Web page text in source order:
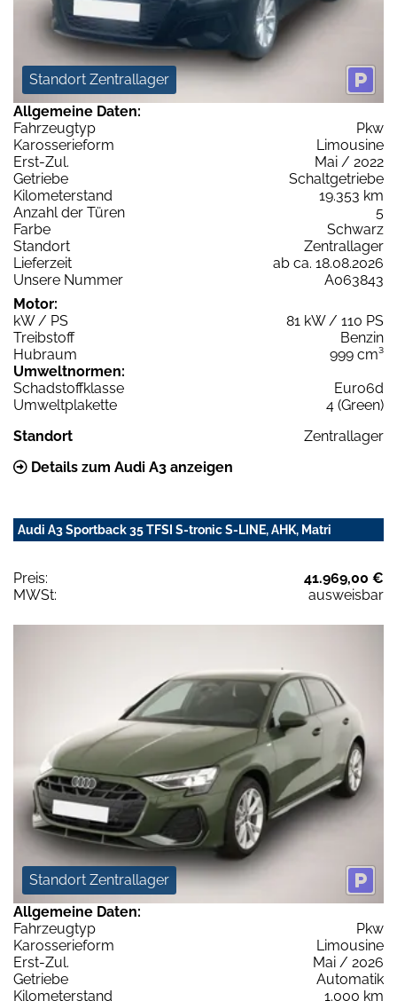
Standort Zentrallager
Allgemeine Daten:
Fahrzeugtyp
Pkw
Karosserieform
Limousine
Erst-Zul.
Mai / 2022
Getriebe
Schaltgetriebe
Kilometerstand
19.353 km
Anzahl der Türen
5
Farbe
Schwarz
Standort
Zentrallager
Lieferzeit
ab ca. 18.08.2026
Unsere Nummer
A063843
Motor:
kW / PS
81 kW / 110 PS
Treibstoff
Benzin
Hubraum
999 cm³
Umweltnormen:
Schadstoffklasse
Euro6d
Umweltplakette
4 (Green)
Standort
Zentrallager
Details zum Audi A3 anzeigen
Audi A3 Sportback 35 TFSI S-tronic S-LINE, AHK, Matri
Preis:
41.969,00 €
MWSt:
ausweisbar
Standort Zentrallager
Allgemeine Daten:
Fahrzeugtyp
Pkw
Karosserieform
Limousine
Erst-Zul.
Mai / 2026
Getriebe
Automatik
Kilometerstand
1.000 km